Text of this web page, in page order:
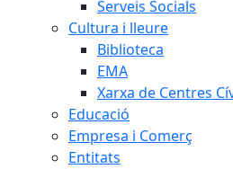
Serveis Socials
Cultura i lleure
Biblioteca
EMA
Xarxa de Centres
Educació
Empresa i Comerç
Entitats